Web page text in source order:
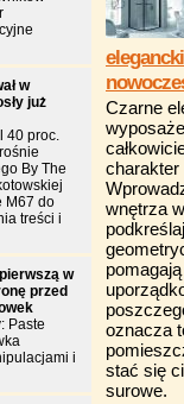
Czarne
charakter
wnętrza
oznacza
stać się
surowe.
w
już
40 proc.
By The
M67 do
treści i
w
przed
Paste
i